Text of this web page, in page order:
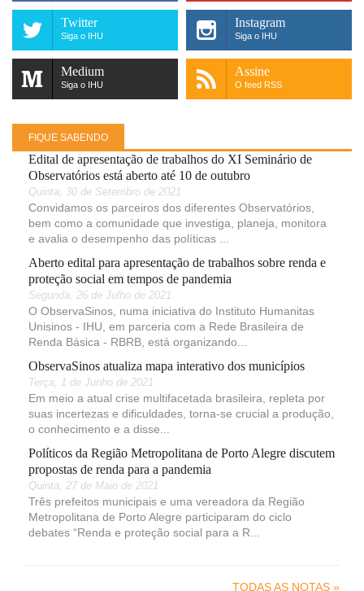
Twitter
Siga o IHU
Instagram
Siga o IHU
Medium
Siga o IHU
Assine
O feed RSS
FIQUE SABENDO
Edital de apresentação de trabalhos do XI Seminário de
Observatórios está aberto até 10 de outubro
Quinta, 30 de Setembro de 2021
Convidamos os parceiros dos diferentes Observatórios,
bem como a comunidade que investiga, planeja, monitora
e avalia o desempenho das políticas ...
Aberto edital para apresentação de trabalhos sobre renda e
proteção social em tempos de pandemia
Segunda, 26 de Julho de 2021
O ObservaSinos, numa iniciativa do Instituto Humanitas
Unisinos - IHU, em parceria com a Rede Brasileira de
Renda Básica - RBRB, está organizando...
ObservaSinos atualiza mapa interativo dos municípios
Terça, 1 de Junho de 2021
Em meio a atual crise multifacetada brasileira, repleta por
suas incertezas e dificuldades, torna-se crucial a produção,
o conhecimento e a disse...
Políticos da Região Metropolitana de Porto Alegre discutem
propostas de renda para a pandemia
Quinta, 27 de Maio de 2021
Três prefeitos municipais e uma vereadora da Região
Metropolitana de Porto Alegre participaram do ciclo
debates “Renda e proteção social para a R...
TODAS AS NOTAS »